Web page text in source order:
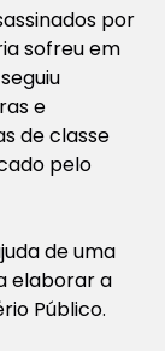
por
sofreu em
e
de classe
pelo
de uma
elaborar a
Público.